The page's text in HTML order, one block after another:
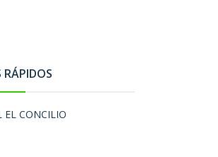
RÁPIDOS
EL CONCILIO